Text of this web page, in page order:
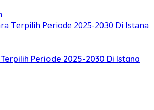
Periode 2025-2030 Di Istana